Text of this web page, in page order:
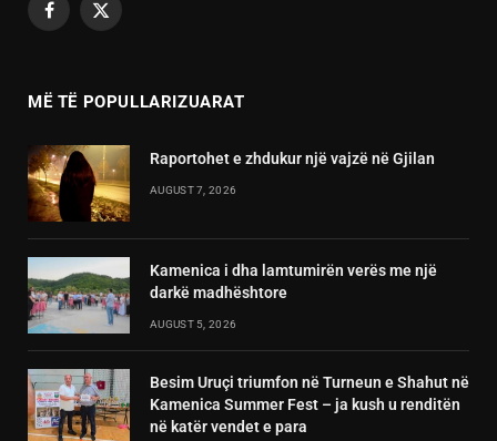
Facebook
X
MË TË POPULLARIZUARAT
Raportohet e zhdukur një vajzë në Gjilan
AUGUST 7, 2026
Kamenica i dha lamtumirën verës me një
darkë madhështore
AUGUST 5, 2026
Besim Uruçi triumfon në Turneun e Shahut në
Kamenica Summer Fest – ja kush u renditën
në katër vendet e para